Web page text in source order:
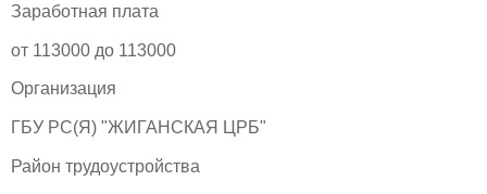
Заработная плата
от 113000 до 113000
Организация
ГБУ РС(Я) "ЖИГАНСКАЯ ЦРБ"
Район трудоустройства